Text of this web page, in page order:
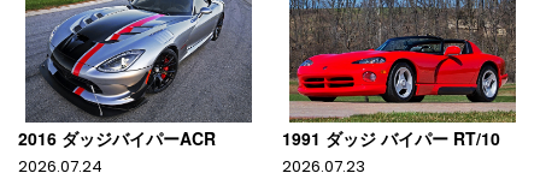
2016 ダッジバイパーACR
2026.07.24
1991 ダッジ バイパー RT/10
2026.07.23